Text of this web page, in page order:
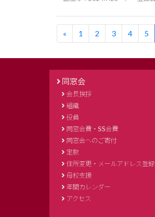
« 1 2 3 4 5
同窓会
会長挨拶
組織
役員
同窓会費・SS会費
同窓会へのご寄付
定款
住所変更・メールアドレス登録
母校支援
年間カレンダー
アクセス